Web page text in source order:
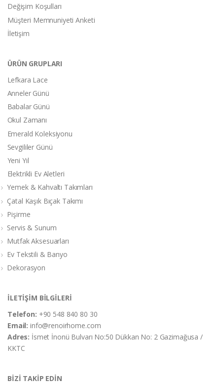
Değişim Koşulları
Müşteri Memnuniyeti Anketi
İletişim
ÜRÜN GRUPLARI
Lefkara Lace
Anneler Günü
Babalar Günü
Okul Zamanı
Emerald Koleksiyonu
Sevgililer Günü
Yeni Yıl
Elektrikli Ev Aletleri
Yemek & Kahvaltı Takımları
Çatal Kaşık Bıçak Takımı
Pişirme
Servis & Sunum
Mutfak Aksesuarları
Ev Tekstili & Banyo
Dekorasyon
İLETİŞİM BİLGİLERİ
Telefon: +90 548 840 80 30
Email:info@renoirhome.com
Adres: İsmet İnonü Bulvarı No:50 Dükkan No: 2 Gazimağusa /
KKTC
BİZİ TAKİP EDİN